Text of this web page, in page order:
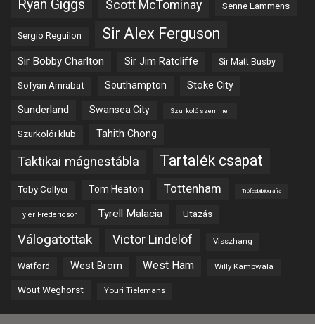
Ryan Giggs Scott McTominay Senne Lammens
Sergio Reguilon Sir Alex Ferguson
Sir Bobby Charlton Sir Jim Ratcliffe Sir Matt Busby
Sofyan Amrabat Southampton Stoke City
Sunderland Swansea City Szurkoló szemmel
Szurkolói klub Tahith Chong
Taktikai mágnestábla Tartalék csapat
Toby Collyer Tom Heaton Tottenham Trófeabibliográfia
Tyler Fredericson Tyrell Malacia Utazás
Válogatottak Victor Lindelöf Visszhang
Watford West Brom West Ham Willy Kambwala
Wout Weghorst Youri Tielemans